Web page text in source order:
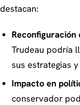
destacan:
Reconfiguración
Trudeau podría
sus estrategias
Impacto en
conservador